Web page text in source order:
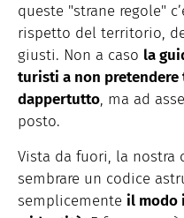
queste "strane regole"
rispetto del territorio,
giusti. Non a caso la
turisti a non pretendere
dappertutto, ma ad
posto.
Vista da fuori, la nostra
sembrare un codice
semplicemente il modo